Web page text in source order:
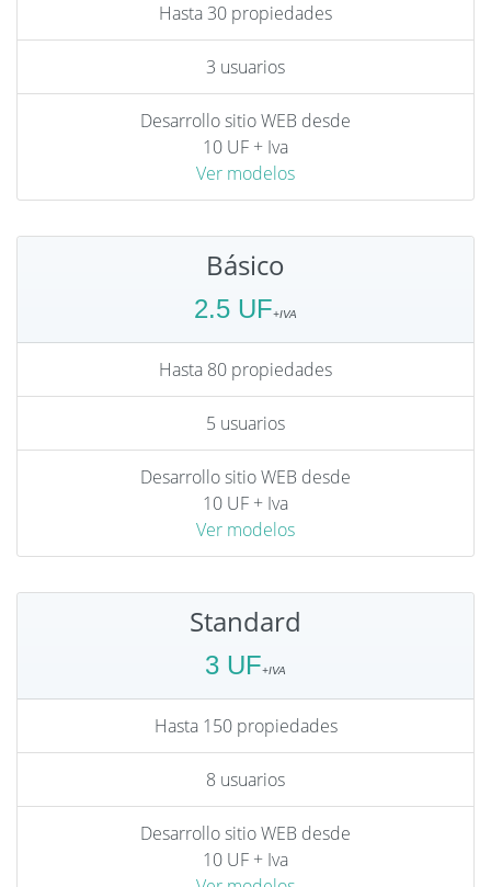
Hasta 30 propiedades
3 usuarios
Desarrollo sitio WEB desde
10 UF + Iva
Ver modelos
Básico
2.5 UF
Hasta 80 propiedades
5 usuarios
Desarrollo sitio WEB desde
10 UF + Iva
Ver modelos
Standard
3 UF
Hasta 150 propiedades
8 usuarios
Desarrollo sitio WEB desde
10 UF + Iva